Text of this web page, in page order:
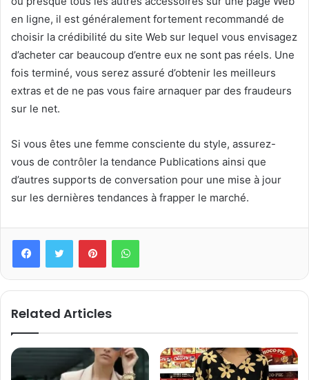
en ligne, il est généralement fortement recommandé de
choisir la crédibilité du site Web sur lequel vous envisagez
d’acheter car beaucoup d’entre eux ne sont pas réels. Une
fois terminé, vous serez assuré d’obtenir les meilleurs
extras et de ne pas vous faire arnaquer par des fraudeurs
sur le net.
Si vous êtes une femme consciente du style, assurez-
vous de contrôler la tendance Publications ainsi que
d’autres supports de conversation pour une mise à jour
sur les dernières tendances à frapper le marché.
PinterestWhatsApp
Related Articles